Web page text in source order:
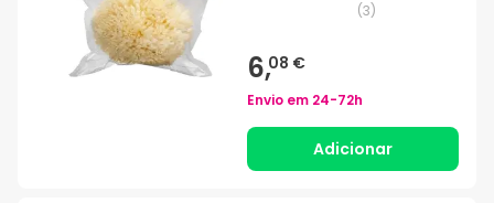
(3)
6,08 €
Envio em 24-72h
Adicionar